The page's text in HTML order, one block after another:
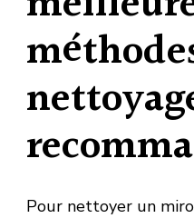
Pour nettoyer un